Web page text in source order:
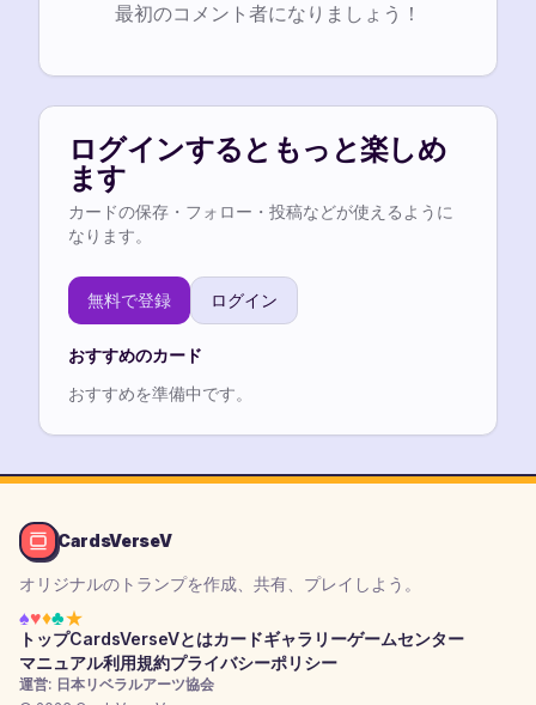
最初のコメント者になりましょう！
ログインするともっと楽しめ
ます
カードの保存・フォロー・投稿などが使えるように
なります。
無料で登録 ログイン
おすすめのカード
おすすめを準備中です。
CardsVerseV
オリジナルのトランプを作成、共有、プレイしよう。
♠♥♦♣★
トップCardsVerseVとはカードギャラリーゲームセンター
マニュアル利用規約プライバシーポリシー
運営: 日本リベラルアーツ協会